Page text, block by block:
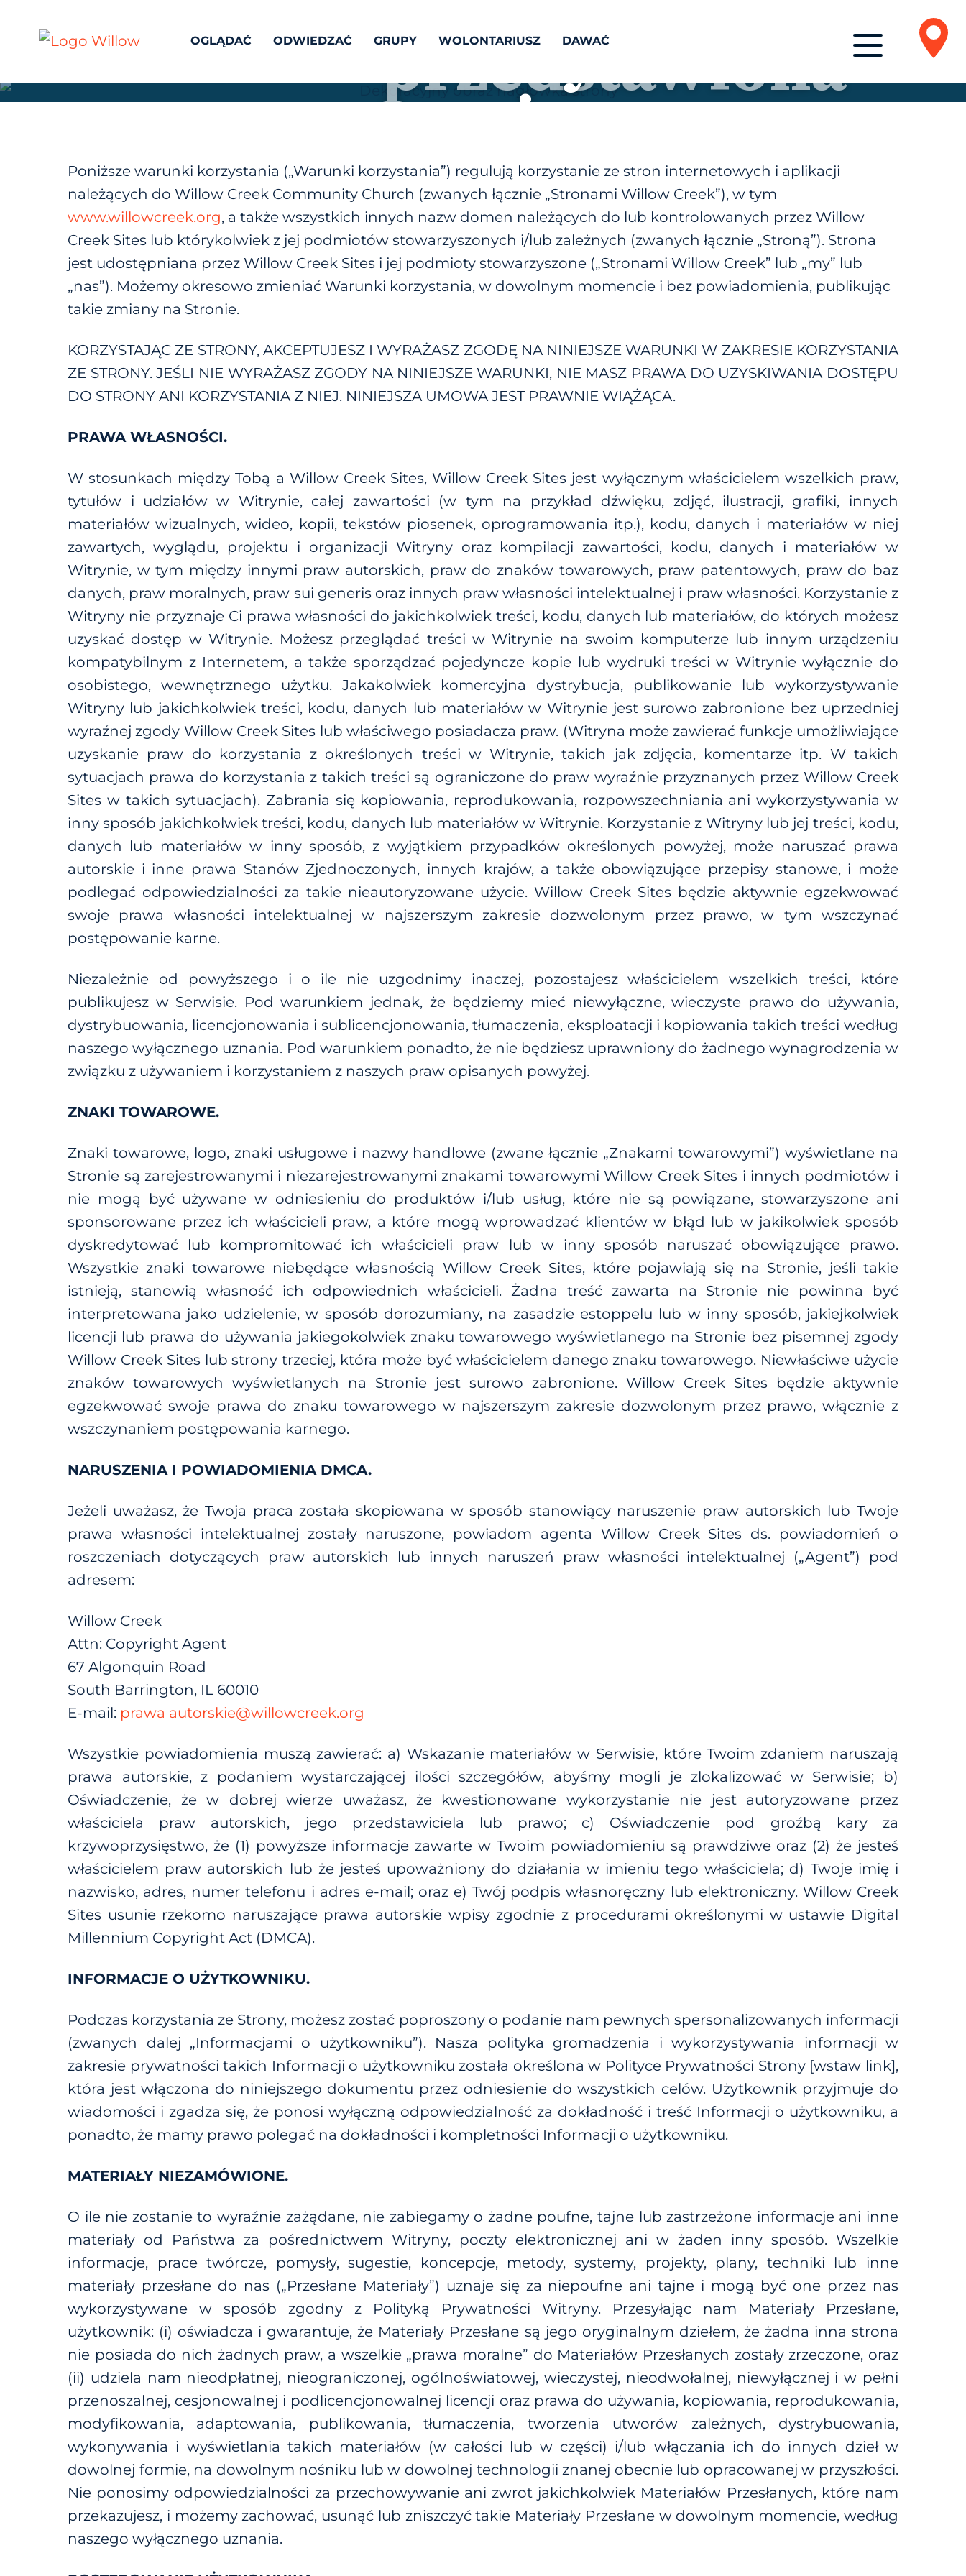
OGLĄDAĆ ODWIEDZAĆ GRUPY WOLONTARIUSZ DAWAĆ
Warunki korzystania z
serwisu
Poniższe warunki korzystania („Warunki korzystania”) regulują korzystanie ze stron internetowych i aplikacji
należących do Willow Creek Community Church (zwanych łącznie „Stronami Willow Creek”), w tym
www.willowcreek.org, a także wszystkich innych nazw domen należących do lub kontrolowanych przez Willow
Creek Sites lub którykolwiek z jej podmiotów stowarzyszonych i/lub zależnych (zwanych łącznie „Stroną”). Strona
jest udostępniana przez Willow Creek Sites i jej podmioty stowarzyszone („Stronami Willow Creek” lub „my” lub
„nas”). Możemy okresowo zmieniać Warunki korzystania, w dowolnym momencie i bez powiadomienia, publikując
takie zmiany na Stronie.
KORZYSTAJĄC ZE STRONY, AKCEPTUJESZ I WYRAŻASZ ZGODĘ NA NINIEJSZE WARUNKI W ZAKRESIE KORZYSTANIA
ZE STRONY. JEŚLI NIE WYRAŻASZ ZGODY NA NINIEJSZE WARUNKI, NIE MASZ PRAWA DO UZYSKIWANIA DOSTĘPU
DO STRONY ANI KORZYSTANIA Z NIEJ. NINIEJSZA UMOWA JEST PRAWNIE WIĄŻĄCA.
PRAWA WŁASNOŚCI.
W stosunkach między Tobą a Willow Creek Sites, Willow Creek Sites jest wyłącznym właścicielem wszelkich praw,
tytułów i udziałów w Witrynie, całej zawartości (w tym na przykład dźwięku, zdjęć, ilustracji, grafiki, innych
materiałów wizualnych, wideo, kopii, tekstów piosenek, oprogramowania itp.), kodu, danych i materiałów w niej
zawartych, wyglądu, projektu i organizacji Witryny oraz kompilacji zawartości, kodu, danych i materiałów w
Witrynie, w tym między innymi praw autorskich, praw do znaków towarowych, praw patentowych, praw do baz
danych, praw moralnych, praw sui generis oraz innych praw własności intelektualnej i praw własności. Korzystanie z
Witryny nie przyznaje Ci prawa własności do jakichkolwiek treści, kodu, danych lub materiałów, do których możesz
uzyskać dostęp w Witrynie. Możesz przeglądać treści w Witrynie na swoim komputerze lub innym urządzeniu
kompatybilnym z Internetem, a także sporządzać pojedyncze kopie lub wydruki treści w Witrynie wyłącznie do
osobistego, wewnętrznego użytku. Jakakolwiek komercyjna dystrybucja, publikowanie lub wykorzystywanie
Witryny lub jakichkolwiek treści, kodu, danych lub materiałów w Witrynie jest surowo zabronione bez uprzedniej
wyraźnej zgody Willow Creek Sites lub właściwego posiadacza praw. (Witryna może zawierać funkcje umożliwiające
uzyskanie praw do korzystania z określonych treści w Witrynie, takich jak zdjęcia, komentarze itp. W takich
sytuacjach prawa do korzystania z takich treści są ograniczone do praw wyraźnie przyznanych przez Willow Creek
Sites w takich sytuacjach). Zabrania się kopiowania, reprodukowania, rozpowszechniania ani wykorzystywania w
inny sposób jakichkolwiek treści, kodu, danych lub materiałów w Witrynie. Korzystanie z Witryny lub jej treści, kodu,
danych lub materiałów w inny sposób, z wyjątkiem przypadków określonych powyżej, może naruszać prawa
autorskie i inne prawa Stanów Zjednoczonych, innych krajów, a także obowiązujące przepisy stanowe, i może
podlegać odpowiedzialności za takie nieautoryzowane użycie. Willow Creek Sites będzie aktywnie egzekwować
swoje prawa własności intelektualnej w najszerszym zakresie dozwolonym przez prawo, w tym wszczynać
postępowanie karne.
Niezależnie od powyższego i o ile nie uzgodnimy inaczej, pozostajesz właścicielem wszelkich treści, które
publikujesz w Serwisie. Pod warunkiem jednak, że będziemy mieć niewyłączne, wieczyste prawo do używania,
dystrybuowania, licencjonowania i sublicencjonowania, tłumaczenia, eksploatacji i kopiowania takich treści według
naszego wyłącznego uznania. Pod warunkiem ponadto, że nie będziesz uprawniony do żadnego wynagrodzenia w
związku z używaniem i korzystaniem z naszych praw opisanych powyżej.
ZNAKI TOWAROWE.
Znaki towarowe, logo, znaki usługowe i nazwy handlowe (zwane łącznie „Znakami towarowymi”) wyświetlane na
Stronie są zarejestrowanymi i niezarejestrowanymi znakami towarowymi Willow Creek Sites i innych podmiotów i
nie mogą być używane w odniesieniu do produktów i/lub usług, które nie są powiązane, stowarzyszone ani
sponsorowane przez ich właścicieli praw, a które mogą wprowadzać klientów w błąd lub w jakikolwiek sposób
dyskredytować lub kompromitować ich właścicieli praw lub w inny sposób naruszać obowiązujące prawo.
Wszystkie znaki towarowe niebędące własnością Willow Creek Sites, które pojawiają się na Stronie, jeśli takie
istnieją, stanowią własność ich odpowiednich właścicieli. Żadna treść zawarta na Stronie nie powinna być
interpretowana jako udzielenie, w sposób dorozumiany, na zasadzie estoppelu lub w inny sposób, jakiejkolwiek
licencji lub prawa do używania jakiegokolwiek znaku towarowego wyświetlanego na Stronie bez pisemnej zgody
Willow Creek Sites lub strony trzeciej, która może być właścicielem danego znaku towarowego. Niewłaściwe użycie
znaków towarowych wyświetlanych na Stronie jest surowo zabronione. Willow Creek Sites będzie aktywnie
egzekwować swoje prawa do znaku towarowego w najszerszym zakresie dozwolonym przez prawo, włącznie z
wszczynaniem postępowania karnego.
NARUSZENIA I POWIADOMIENIA DMCA.
Jeżeli uważasz, że Twoja praca została skopiowana w sposób stanowiący naruszenie praw autorskich lub Twoje
prawa własności intelektualnej zostały naruszone, powiadom agenta Willow Creek Sites ds. powiadomień o
roszczeniach dotyczących praw autorskich lub innych naruszeń praw własności intelektualnej („Agent”) pod
adresem:
Willow Creek
Attn: Copyright Agent
67 Algonquin Road
South Barrington, IL 60010
E-mail: prawa autorskie@willowcreek.org
Wszystkie powiadomienia muszą zawierać: a) Wskazanie materiałów w Serwisie, które Twoim zdaniem naruszają
prawa autorskie, z podaniem wystarczającej ilości szczegółów, abyśmy mogli je zlokalizować w Serwisie; b)
Oświadczenie, że w dobrej wierze uważasz, że kwestionowane wykorzystanie nie jest autoryzowane przez
właściciela praw autorskich, jego przedstawiciela lub prawo; c) Oświadczenie pod groźbą kary za
krzywoprzysięstwo, że (1) powyższe informacje zawarte w Twoim powiadomieniu są prawdziwe oraz (2) że jesteś
właścicielem praw autorskich lub że jesteś upoważniony do działania w imieniu tego właściciela; d) Twoje imię i
nazwisko, adres, numer telefonu i adres e-mail; oraz e) Twój podpis własnoręczny lub elektroniczny. Willow Creek
Sites usunie rzekomo naruszające prawa autorskie wpisy zgodnie z procedurami określonymi w ustawie Digital
Millennium Copyright Act (DMCA).
INFORMACJE O UŻYTKOWNIKU.
Podczas korzystania ze Strony, możesz zostać poproszony o podanie nam pewnych spersonalizowanych informacji
(zwanych dalej „Informacjami o użytkowniku”). Nasza polityka gromadzenia i wykorzystywania informacji w
zakresie prywatności takich Informacji o użytkowniku została określona w Polityce Prywatności Strony [wstaw link],
która jest włączona do niniejszego dokumentu przez odniesienie do wszystkich celów. Użytkownik przyjmuje do
wiadomości i zgadza się, że ponosi wyłączną odpowiedzialność za dokładność i treść Informacji o użytkowniku, a
ponadto, że mamy prawo polegać na dokładności i kompletności Informacji o użytkowniku.
MATERIAŁY NIEZAMÓWIONE.
O ile nie zostanie to wyraźnie zażądane, nie zabiegamy o żadne poufne, tajne lub zastrzeżone informacje ani inne
materiały od Państwa za pośrednictwem Witryny, poczty elektronicznej ani w żaden inny sposób. Wszelkie
informacje, prace twórcze, pomysły, sugestie, koncepcje, metody, systemy, projekty, plany, techniki lub inne
materiały przesłane do nas („Przesłane Materiały”) uznaje się za niepoufne ani tajne i mogą być one przez nas
wykorzystywane w sposób zgodny z Polityką Prywatności Witryny. Przesyłając nam Materiały Przesłane,
użytkownik: (i) oświadcza i gwarantuje, że Materiały Przesłane są jego oryginalnym dziełem, że żadna inna strona
nie posiada do nich żadnych praw, a wszelkie „prawa moralne” do Materiałów Przesłanych zostały zrzeczone, oraz
(ii) udziela nam nieodpłatnej, nieograniczonej, ogólnoświatowej, wieczystej, nieodwołalnej, niewyłącznej i w pełni
przenoszalnej, cesjonowalnej i podlicencjonowalnej licencji oraz prawa do używania, kopiowania, reprodukowania,
modyfikowania, adaptowania, publikowania, tłumaczenia, tworzenia utworów zależnych, dystrybuowania,
wykonywania i wyświetlania takich materiałów (w całości lub w części) i/lub włączania ich do innych dzieł w
dowolnej formie, na dowolnym nośniku lub w dowolnej technologii znanej obecnie lub opracowanej w przyszłości.
Nie ponosimy odpowiedzialności za przechowywanie ani zwrot jakichkolwiek Materiałów Przesłanych, które nam
przekazujesz, i możemy zachować, usunąć lub zniszczyć takie Materiały Przesłane w dowolnym momencie, według
naszego wyłącznego uznania.